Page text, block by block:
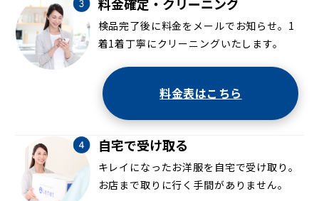
検品完了後に料金をメールでお知らせ。1
着1着丁寧にクリーニングいたします。
料金表はこちら
自宅で受け取る
キレイになったお洋服を自宅で受け取り。
お店まで取りに行く手間がありません。